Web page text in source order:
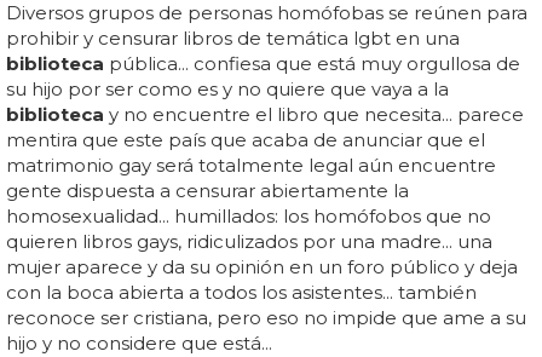
Diversos grupos de personas homófobas se reúnen para
prohibir y censurar libros de temática lgbt en una
biblioteca pública... confiesa que está muy orgullosa de
su hijo por ser como es y no quiere que vaya a la
biblioteca y no encuentre el libro que necesita... parece
mentira que este país que acaba de anunciar que el
matrimonio gay será totalmente legal aún encuentre
gente dispuesta a censurar abiertamente la
homosexualidad... humillados: los homófobos que no
quieren libros gays, ridiculizados por una madre... una
mujer aparece y da su opinión en un foro público y deja
con la boca abierta a todos los asistentes... también
reconoce ser cristiana, pero eso no impide que ame a su
hijo y no considere que está...